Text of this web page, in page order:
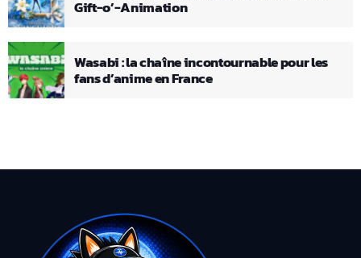
Gift-o’-Animation
Wasabi : la chaîne incontournable pour les
fans d’anime en France